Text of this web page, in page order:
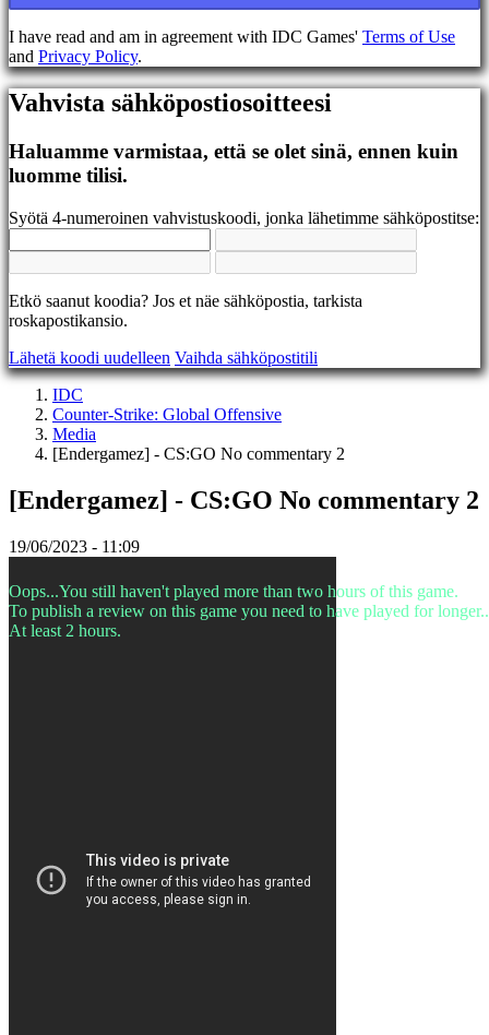
EL
EN
ES
FI
FR
HR
JA
KO
NL
PL
SR
SV
TR
UK
Gameplay
sisäiset
tapahtumat
Uutiset
I have read and am in agreement with IDC Games' Terms of Use
and Privacy Policy.
Vahvista sähköpostiosoitteesi
Haluamme varmistaa, että se olet sinä, ennen kuin
luomme tilisi.
Syötä 4-numeroinen vahvistuskoodi, jonka lähetimme sähköpostitse:
Etkö saanut koodia? Jos et näe sähköpostia, tarkista
roskapostikansio.
Lähetä koodi uudelleen Vaihda sähköpostitili
IDC
Counter-Strike: Global Offensive
Media
[Endergamez] - CS:GO No commentary 2
[Endergamez] - CS:GO No commentary 2
19/06/2023 - 11:09
Oops...You still haven't played more than two hours of this game.
To publish a review on this game you need to have played for
At least 2 hours.